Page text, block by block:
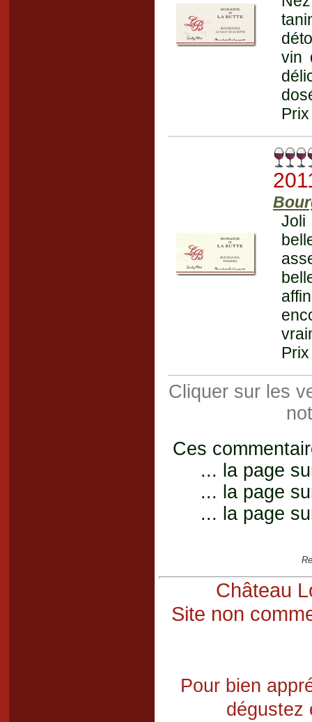
vin
Joli
Cliquer sur les
Ces
... la page
... la page
... la page
Château
Site non
Pour bien
dégustez